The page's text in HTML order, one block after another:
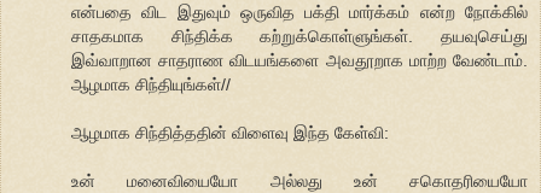
என்பதை விட இதுவும் ஒருவித பக்தி மார்க்கம் என்ற நோக்கில்
சாதகமாக சிந்திக்க கற்றுக்கொள்ளுங்கள். தயவுசெய்து
இவ்வாறான சாதராண விடயங்களை அவதூறாக மாற்ற வேண்டாம்.
ஆழமாக சிந்தியுங்கள்//
ஆழமாக சிந்தித்ததின் விளைவு இந்த கேள்வி:
உன் மனைவியையோ அல்லது உன் சகொதரியையோ